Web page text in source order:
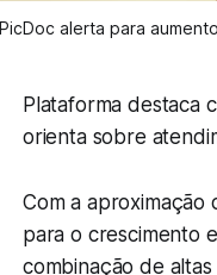
PicDoc alerta para
Plataforma destaca
orienta sobre
Com a aproximação
para o crescimento
combinação de